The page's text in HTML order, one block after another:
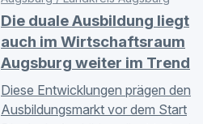
Die duale Ausbildung liegt
auch im Wirtschaftsraum
Augsburg weiter im Trend
Diese Entwicklungen prägen den
Ausbildungsmarkt vor dem Start